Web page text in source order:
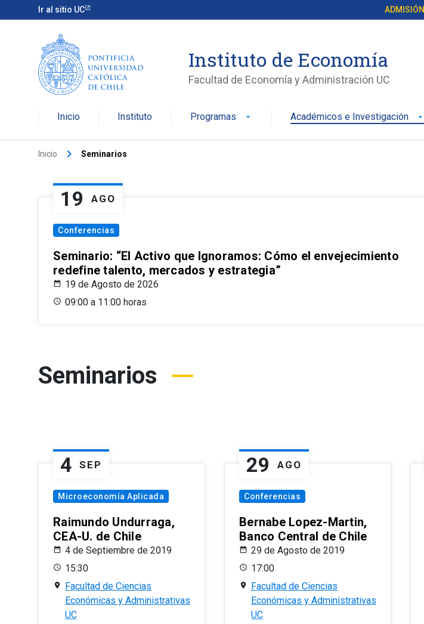
Ir al sitio UC ADMISIÓN
Instituto de Economía
Facultad de Economía y Administración UC
Inicio Instituto Programas arrow_drop_down Académicos e Investigación arrow_drop_down
Inicio keyboard_arrow_right Seminarios
19 AGO
Conferencias
Seminario: “El Activo que Ignoramos: Cómo el envejecimiento
redefine talento, mercados y estrategia”
19 de Agosto de 2026
09:00 a 11:00 horas
Seminarios
4 SEP
Microeconomía Aplicada
Raimundo Undurraga,
CEA-U. de Chile
4 de Septiembre de 2019
15:30
Facultad de Ciencias
Económicas y Administrativas
UC
29 AGO
Conferencias
Bernabe Lopez-Martin,
Banco Central de Chile
29 de Agosto de 2019
17:00
Facultad de Ciencias
Económicas y Administrativas
UC